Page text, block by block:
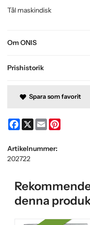
Om ONIS
Prishistorik
Tål maskindisk
Spara som favorit
Facebook
X Email
Artikelnummer:
202722
denna